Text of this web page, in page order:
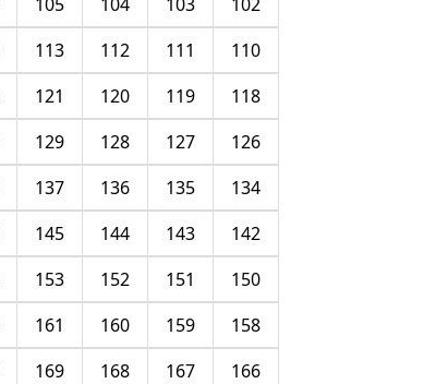
110
111
112
113
118
119
120
121
126
127
128
129
134
135
136
137
142
143
144
145
150
151
152
153
158
159
160
161
166
167
168
169